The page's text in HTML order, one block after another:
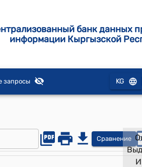
банк данных
информации Кыргызской
запросы KG
Сравнение